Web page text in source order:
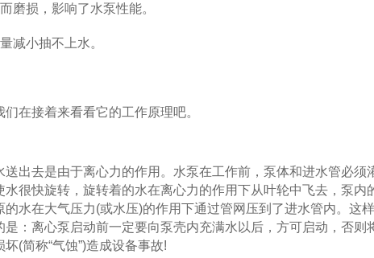
损，影响了水泵性能。
小抽不上水。
接着来看看它的工作原理吧。
去是由于离心力的作用。水泵在工作前，泵体和进水管必须
很快旋转，旋转着的水在离心力的作用下从叶轮中飞去，泵内
水在大气压力(或水压)的作用下通过管网压到了进水管内。这样
：离心泵启动前一定要向泵壳内充满水以后，方可启动，否则
(简称“气蚀”)造成设备事故!